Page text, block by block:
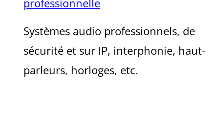
professionnelle
Systèmes audio professionnels, de
sécurité et sur IP, interphonie, haut-
parleurs, horloges, etc.